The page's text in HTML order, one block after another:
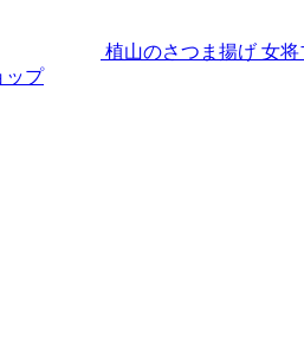
植山のさつま揚げ 女将
ップ